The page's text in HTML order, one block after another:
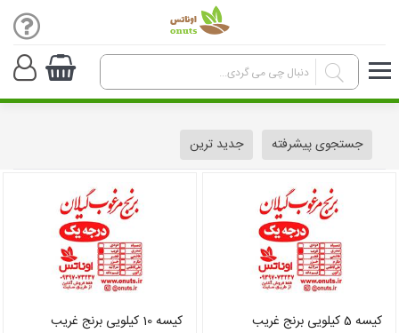
جستجوی پیشرفته جدید ترین
کیسه 5 کیلویی برنج غریب
کیسه 10 کیلویی برنج غریب